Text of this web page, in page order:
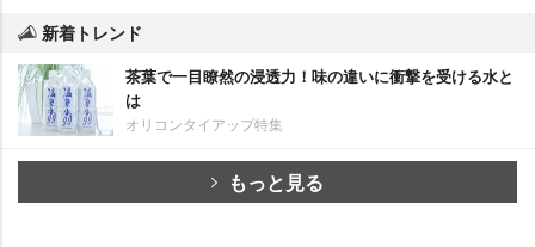
新着トレンド
茶葉で一目瞭然の浸透力！味の違いに衝撃を受ける水と
は
オリコンタイアップ特集
もっと見る